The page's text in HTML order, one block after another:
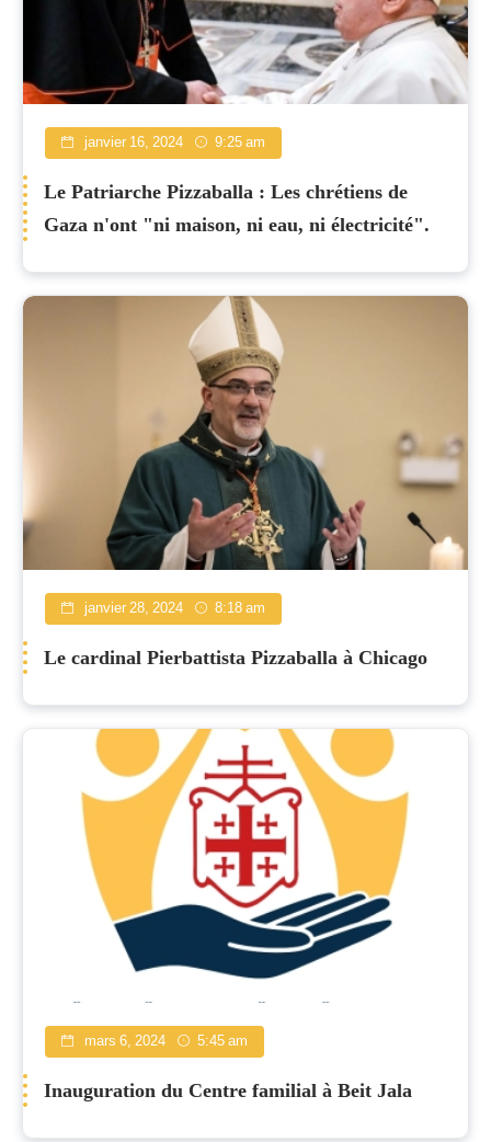
janvier 16, 2024 9:25 am
Le Patriarche Pizzaballa : Les chrétiens de
Gaza n'ont "ni maison, ni eau, ni électricité".
janvier 28, 2024 8:18 am
Le cardinal Pierbattista Pizzaballa à Chicago
mars 6, 2024 5:45 am
Inauguration du Centre familial à Beit Jala